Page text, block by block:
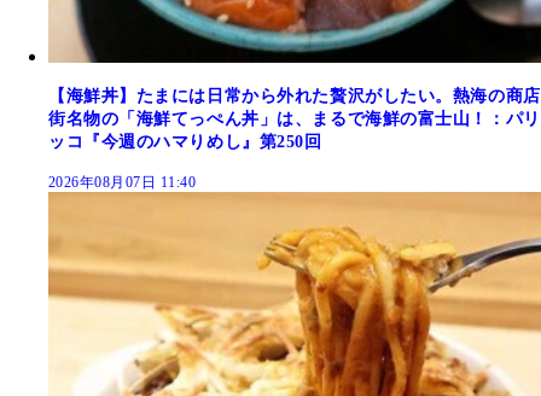
【海鮮丼】たまには日常から外れた贅沢がしたい。熱海の商店
街名物の「海鮮てっぺん丼」は、まるで海鮮の富士山！：パリ
ッコ『今週のハマりめし』第250回
2026年08月07日 11:40